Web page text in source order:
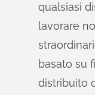
qualsiasi
lavorare
basato su
distribuito